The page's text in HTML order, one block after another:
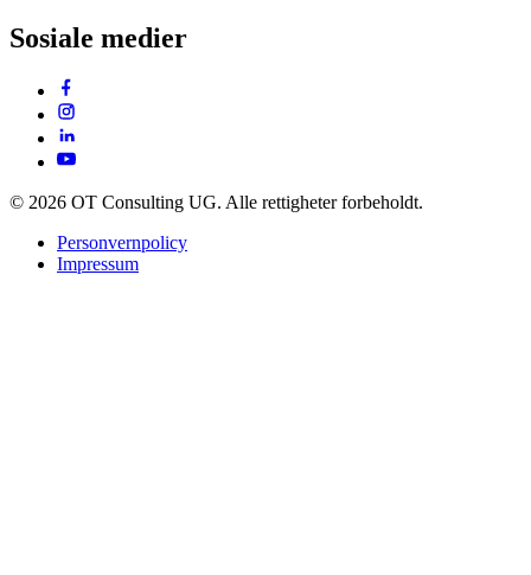
Sosiale medier
© 2026 OT Consulting UG. Alle rettigheter forbeholdt.
Personvernpolicy
Impressum